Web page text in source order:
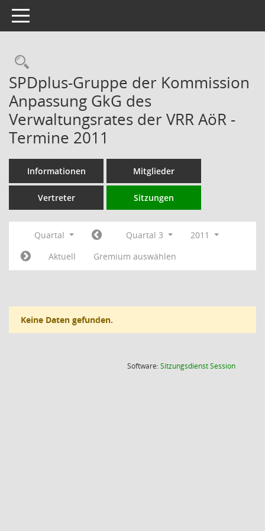
Toggle navigation
Rechercheauswahl
SPDplus-Gruppe der Kommission
Anpassung GkG des
Verwaltungsrates der VRR AöR -
Termine 2011
Informationen Mitglieder
Vertreter Sitzungen
Quartal Quartal 3
2011
Aktuell
Gremium auswählen
Keine Daten gefunden.
Software:SitzungsdienstSession(Wird in